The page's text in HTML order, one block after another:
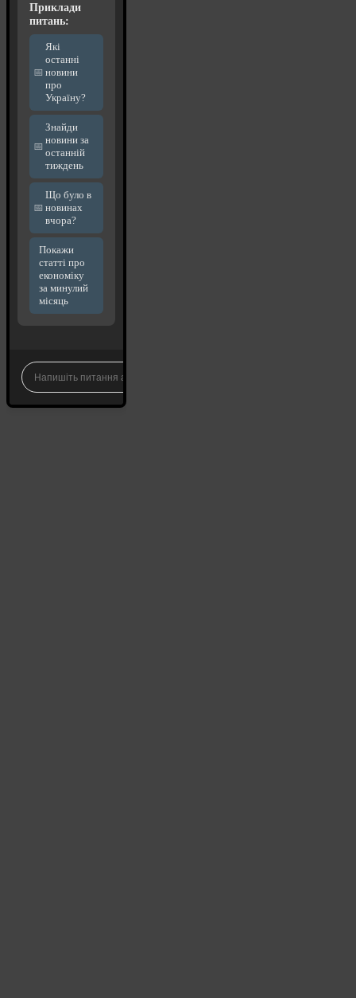
Приклади
питань:
Які
останні
новини
про
Україну?
Знайди
новини за
останній
тиждень
Що було в
новинах
вчора?
Покажи
статті про
економіку
за минулий
місяць